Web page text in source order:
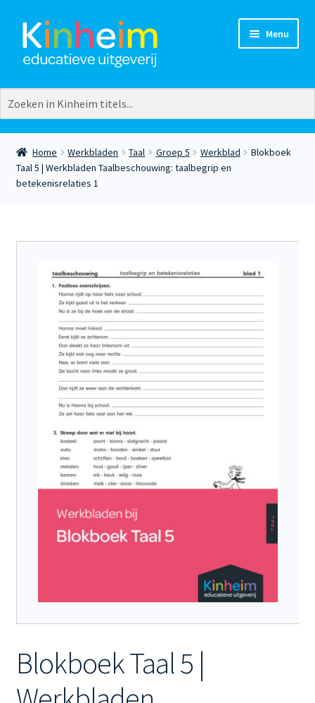
Ga
door
naar
Ga
naar
de
Menu
Vakgebieden
Aardrijkskunde
Burgerschap
Creatief
Europese talen
Extra
Natuuronderwijs
Taal
Verkeer
Groepen
Groep 3
Groep 4
Groep 5
Groep 6
Plusgroep
Home Werkbladen Taal Groep 5 Werkblad
Blokboek
Taal 5 | Werkbladen Taalbeschouwing: taalbegrip en
betekenisrelaties 1
Blokboek Taal 5 |